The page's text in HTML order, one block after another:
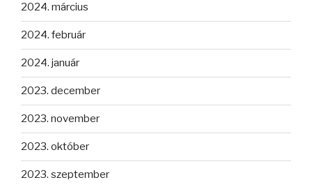
2024. március
2024. február
2024. január
2023. december
2023. november
2023. október
2023. szeptember